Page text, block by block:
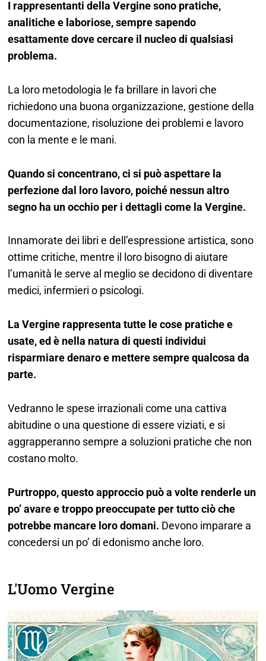
I rappresentanti della Vergine sono pratiche,
analitiche e laboriose, sempre sapendo
esattamente dove cercare il nucleo di qualsiasi
problema.
La loro metodologia le fa brillare in lavori che
richiedono una buona organizzazione, gestione della
documentazione, risoluzione dei problemi e lavoro
con la mente e le mani.
Quando si concentrano, ci si può aspettare la
perfezione dal loro lavoro, poiché nessun altro
segno ha un occhio per i dettagli come la Vergine.
Innamorate dei libri e dell’espressione artistica, sono
ottime critiche, mentre il loro bisogno di aiutare
l’umanità le serve al meglio se decidono di diventare
medici, infermieri o psicologi.
La Vergine rappresenta tutte le cose pratiche e
usate, ed è nella natura di questi individui
risparmiare denaro e mettere sempre qualcosa da
parte.
Vedranno le spese irrazionali come una cattiva
abitudine o una questione di essere viziati, e si
aggrapperanno sempre a soluzioni pratiche che non
costano molto.
Purtroppo, questo approccio può a volte renderle un
po’ avare e troppo preoccupate per tutto ciò che
potrebbe mancare loro domani. Devono imparare a
concedersi un po’ di edonismo anche loro.
L'Uomo Vergine